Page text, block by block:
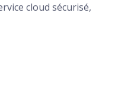
cloud sécurisé,